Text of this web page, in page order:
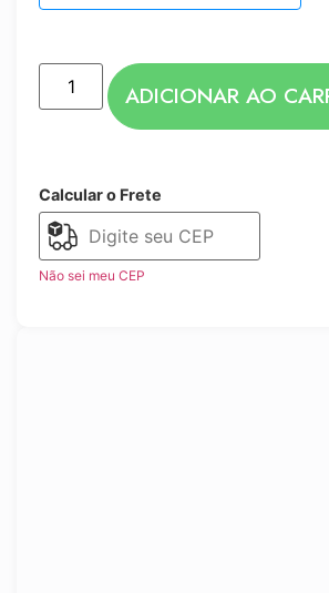
ADICIONAR AO
Calcular o Frete
Não sei meu CEP